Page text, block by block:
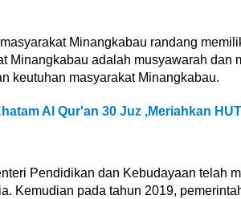
Minangkabau randang
Minangkabau adalah musyawarah dan
keutuhan masyarakat Minangkabau.
Al Qur'an 30 Juz ,Meriahkan
Pendidikan dan Kebudayaan telah
Kemudian pada tahun 2019,